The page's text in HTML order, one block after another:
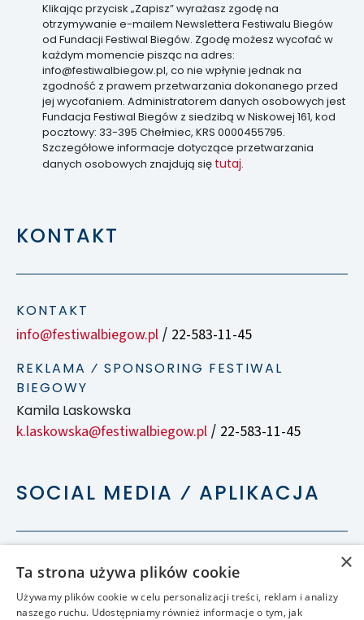
Klikając przycisk „Zapisz” wyrażasz zgodę na
otrzymywanie e-mailem Newslettera Festiwalu Biegów
od Fundacji Festiwal Biegów. Zgodę możesz wycofać w
każdym momencie pisząc na adres:
info@festiwalbiegow.pl, co nie wpłynie jednak na
zgodność z prawem przetwarzania dokonanego przed
jej wycofaniem. Administratorem danych osobowych jest
Fundacja Festiwal Biegów z siedzibą w Niskowej 161, kod
pocztowy: 33-395 Chełmiec, KRS 0000455795.
Szczegółowe informacje dotyczące przetwarzania
danych osobowych znajdują się tutaj.
KONTAKT
KONTAKT
info@festiwalbiegow.pl / 22-583-11-45
REKLAMA ⁄ SPONSORING FESTIWAL
BIEGOWY
Kamila Laskowska
k.laskowska@festiwalbiegow.pl / 22-583-11-45
SOCIAL MEDIA ⁄ APLIKACJA
×
Ta strona używa plików cookie
Używamy plików cookie w celu personalizacji treści, reklam i analizy
naszego ruchu. Udostępniamy również informacje o tym, jak